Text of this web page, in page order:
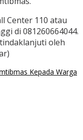
Center 110 atau
di 081260664044.
oleh
Kepada Warga